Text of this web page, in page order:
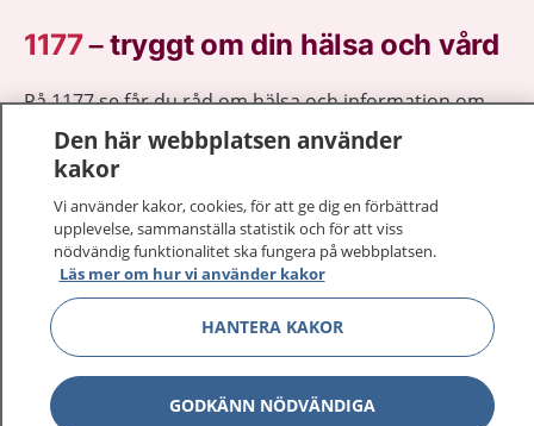
1177–tryggt om din hälsa och vård
På 1177.se får du råd om hälsa och information om
sjukdomar och vilka mottagningar du kan kontakta.
Logga in för att läsa din journal och göra dina
vårdärenden. Ring telefonnummer 1177 för
sjukvårdsrådgivning dygnet runt.
1177 ger dig råd när du vill må bättre.
1177 på flera språk Visa
Den här webbplatsen använder
kakor
Vi använder kakor, cookies, för att ge dig en förbättrad
upplevelse, sammanställa statistik och för att viss
nödvändig funktionalitet ska fungera på webbplatsen.
Läs mer om hur vi använder kakor
HANTERA KAKOR
GODKÄNN NÖDVÄNDIGA